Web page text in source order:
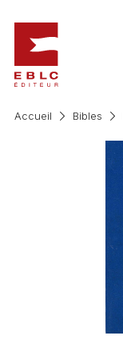
Accueil Bibles